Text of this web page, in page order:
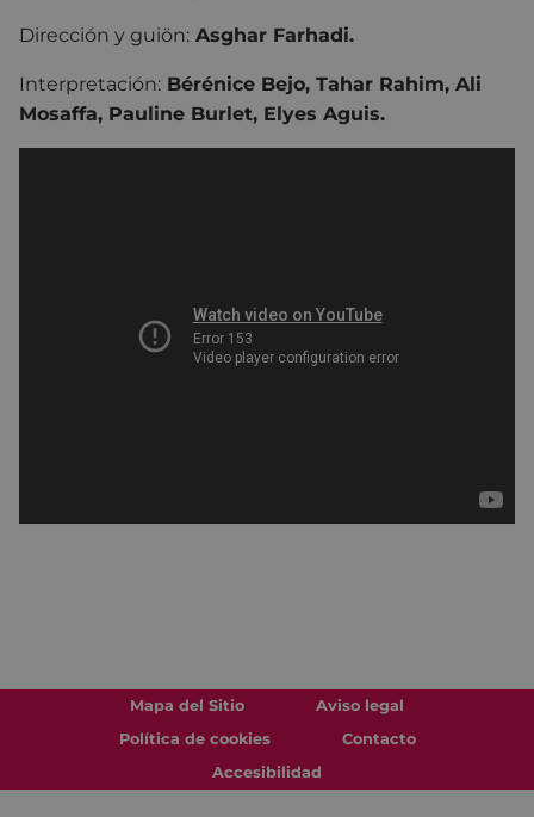
Dirección y guiön: Asghar Farhadi.
Interpretación: Bérénice Bejo, Tahar Rahim, Ali
Mosaffa, Pauline Burlet, Elyes Aguis.
Mapa del Sitio
Aviso legal
Política de cookies
Contacto
Accesibilidad